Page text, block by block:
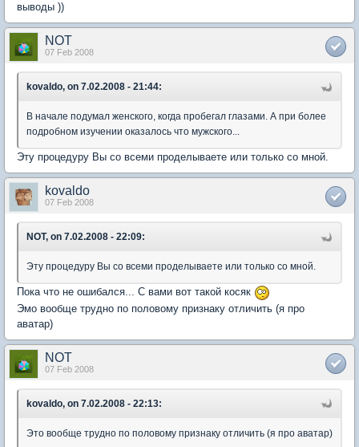
выводы ))
NOT
07 Feb 2008
kovaldo, on 7.02.2008 - 21:44:
В начале подумал женского, когда пробегал глазами. А при более
подробном изучении оказалось что мужского...
Эту процедуру Вы со всеми проделываете или только со мной.
kovaldo
07 Feb 2008
NOT, on 7.02.2008 - 22:09:
Эту процедуру Вы со всеми проделываете или только со мной.
Пока что не ошибался... С вами вот такой косяк
Эмо вообще трудно по половому признаку отличить (я про
аватар)
NOT
07 Feb 2008
kovaldo, on 7.02.2008 - 22:13:
Это вообще трудно по половому признаку отличить (я про аватар)